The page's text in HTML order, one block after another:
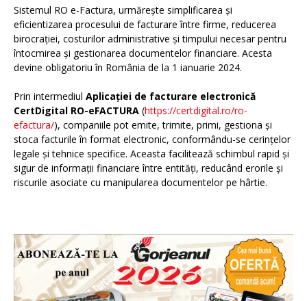
Sistemul RO e-Factura, urmărește simplificarea și
eficientizarea procesului de facturare între firme, reducerea
birocrației, costurilor administrative și timpului necesar pentru
întocmirea și gestionarea documentelor financiare. Acesta
devine obligatoriu în România de la 1 ianuarie 2024.
Prin intermediul Aplicației de facturare electronică
CertDigital RO-eFACTURA (https://certdigital.ro/ro-
efactura/), companiile pot emite, trimite, primi, gestiona și
stoca facturile în format electronic, conformându-se cerințelor
legale și tehnice specifice. Aceasta facilitează schimbul rapid și
sigur de informații financiare între entități, reducând erorile și
riscurile asociate cu manipularea documentelor pe hârtie.